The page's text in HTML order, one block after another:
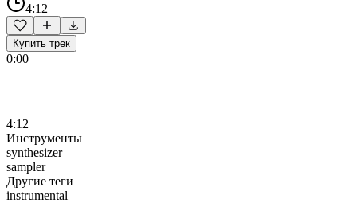
4:12
Купить трек
0:00
4:12
Инструменты
synthesizer
sampler
Другие теги
instrumental